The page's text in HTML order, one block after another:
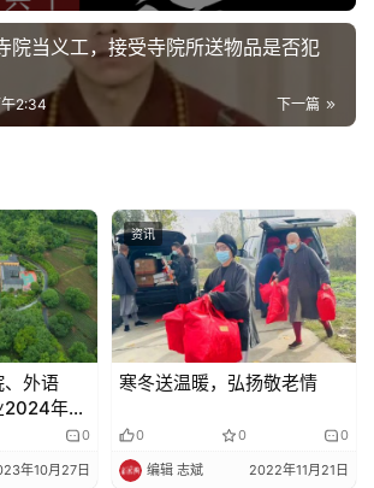
注册
院当义工，接受寺院所送物品是否犯
下一篇
2:34
、外语
2024年招
0
年10月27日
资讯
寒冬送温暖，弘扬敬老情
0 0 0
编辑 志斌 2022年11月21日